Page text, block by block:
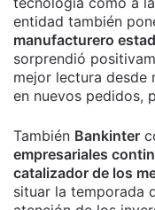
entidad también
manufacturero
sorprendió
mejor lectura desde
en nuevos pedidos,
También Bankinter
empresariales
catalizador de los
situar la temporada